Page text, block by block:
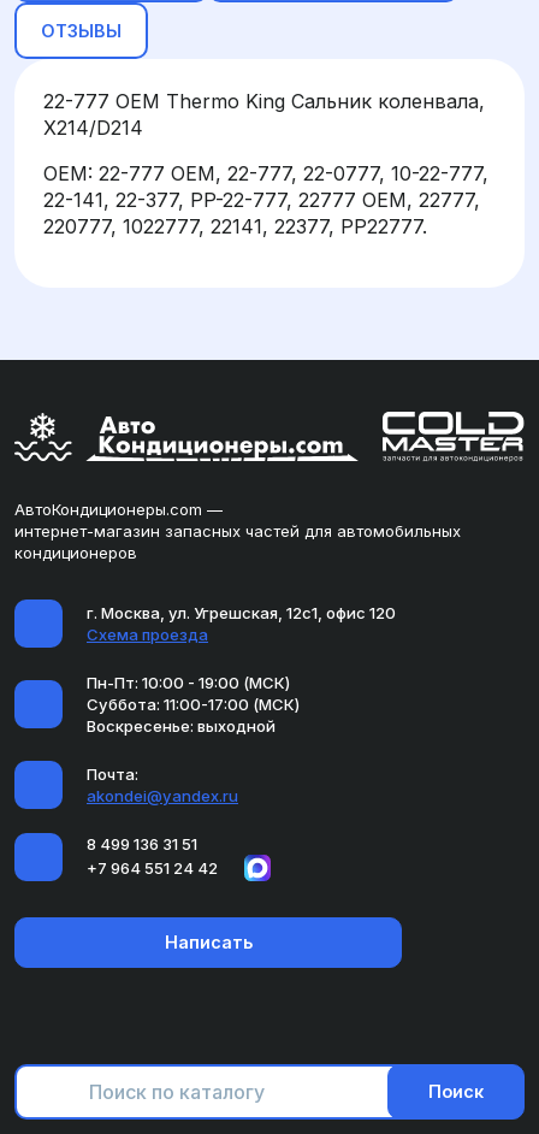
ОТЗЫВЫ
22-777 OEM Thermo King Сальник коленвала,
X214/D214
OEM: 22-777 OEM, 22-777, 22-0777, 10-22-777,
22-141, 22-377, PP-22-777, 22777 OEM, 22777,
220777, 1022777, 22141, 22377, PP22777.
АвтоКондиционеры.com —
интернет-магазин запасных частей для автомобильных
кондиционеров
г. Москва, ул. Угрешская, 12с1, офис 120
Схема проезда
Пн-Пт: 10:00 - 19:00 (МСК)
Суббота: 11:00-17:00 (МСК)
Воскресенье: выходной
Почта:
akondei@yandex.ru
8 499 136 31 51
+7 964 551 24 42
Написать
Поиск